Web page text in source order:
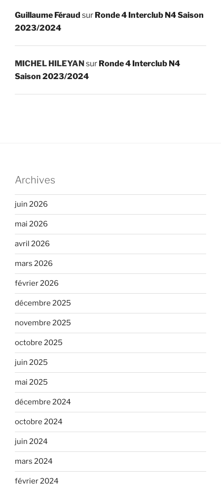
Guillaume Féraud sur Ronde 4 Interclub N4 Saison
2023/2024
MICHEL HILEYANsur Ronde 4 Interclub N4
Saison 2023/2024
Archives
juin 2026
mai 2026
avril 2026
mars 2026
février 2026
décembre 2025
novembre 2025
octobre 2025
juin 2025
mai 2025
décembre 2024
octobre 2024
juin 2024
mars 2024
février 2024